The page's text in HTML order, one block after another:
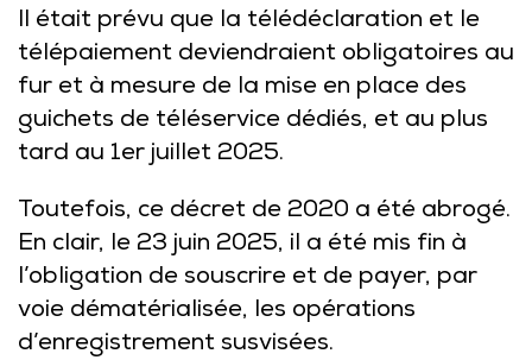
Il était prévu que la télédéclaration et le
télépaiement deviendraient obligatoires au
fur et à mesure de la mise en place des
guichets de téléservice dédiés, et au plus
tard au 1er juillet 2025.
Toutefois, ce décret de 2020 a été abrogé.
En clair, le 23 juin 2025, il a été mis fin à
l’obligation de souscrire et de payer, par
voie dématérialisée, les opérations
d’enregistrement susvisées.